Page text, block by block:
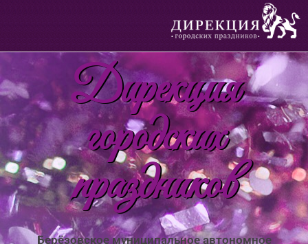
Дирекция
городских
праздников
Берёзовское муниципальное автономное